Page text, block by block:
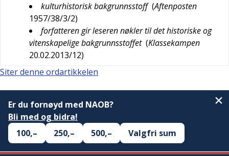
kulturhistorisk bakgrunnsstoff (Aftenposten
1957/38/3/2)
forfatteren gir leseren nøkler til det historiske og
vitenskapelige bakgrunnsstoffet (Klassekampen
20.02.2013/12)
Siter denne ordartikkelen
Er du fornøyd med NAOB?
Bli med og bidra!
100,–
250,– 500,– Valgfri sum